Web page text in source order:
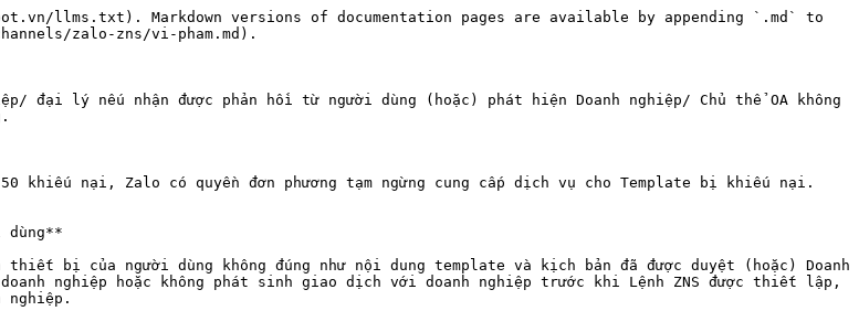
llms.txt). Markdown versions of documentation pages are available by appending `.md` to
zalo-zns/vi-pham.md).
đại lý nếu nhận được phản hồi từ người dùng (hoặc) phát hiện Doanh nghiệp/ Chủ thể OA không
khiếu nại, Zalo có quyền đơn phương tạm ngừng cung cấp dịch vụ cho Template bị khiếu nại.
bị của người dùng không đúng như nội dung template và kịch bản đã được duyệt (hoặc) Doanh
nghiệp hoặc không phát sinh giao dịch với doanh nghiệp trước khi Lệnh ZNS được thiết lập,
nghiệp.